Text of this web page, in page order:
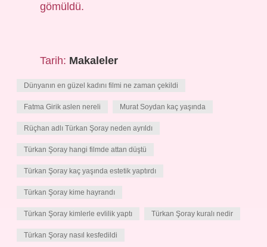
gömüldü.
Tarih: Makaleler
Dünyanın en güzel kadını filmi ne zaman çekildi
Fatma Girik aslen nereli Murat Soydan kaç yaşında
Rüçhan adlı Türkan Şoray neden ayrıldı
Türkan Şoray hangi filmde attan düştü
Türkan Şoray kaç yaşında estetik yaptırdı
Türkan Şoray kime hayrandı
Türkan Şoray kimlerle evlilik yaptı Türkan Şoray kuralı nedir
Türkan Şoray nasıl kesfedildi